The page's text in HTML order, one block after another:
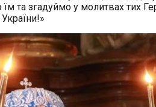
та згадуймо у молитвах тих